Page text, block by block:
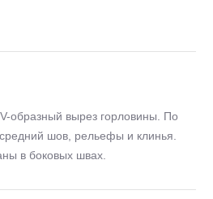
образный вырез горловины. По
шов, рельефы и клинья.
в боковых швах.